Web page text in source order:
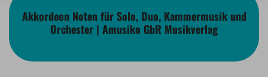
Akkordeon Noten für Solo, Duo, Kammermusik und
Orchester | Amusiko GbR Musikverlag